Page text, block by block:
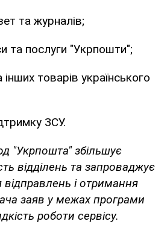
та журналів;
та послуги "Укрпошти";
інших товарів українського
ЗСУ.
"Укрпошта" збільшує
відділень та запроваджує
відправлень і отримання
заяв у межах програми
роботи сервісу.